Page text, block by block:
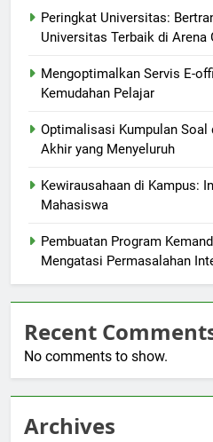
Peringkat Universitas:
Universitas Terbaik di Arena
Mengoptimalkan Servis E-
Kemudahan Pelajar
Optimalisasi Kumpulan
Akhir yang Menyeluruh
Kewirausahaan di Kampus:
Mahasiswa
Pembuatan Program
Mengatasi Permasalahan
Recent
No comments to show.
Archives